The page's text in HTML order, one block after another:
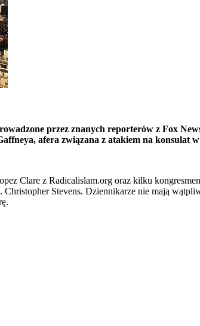
przez znanych reporterów z Fox
afera związana z atakiem na konsulat
Clare z Radicalislam.org oraz kilku
Stevens. Dziennikarze nie mają